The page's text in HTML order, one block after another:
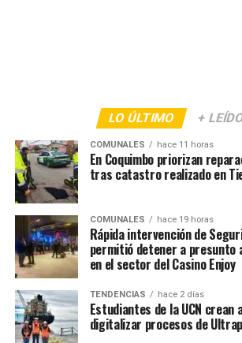
LO ÚLTIMO +
COMUNALES hace 11 horas
En Coquimbo priorizan
tras catastro realizado en
COMUNALES hace 19 horas
Rápida intervención de
permitió detener a
en el sector del Casino Enjoy
TENDENCIAS hace 2 días
Estudiantes de la UCN crean
digitalizar procesos de